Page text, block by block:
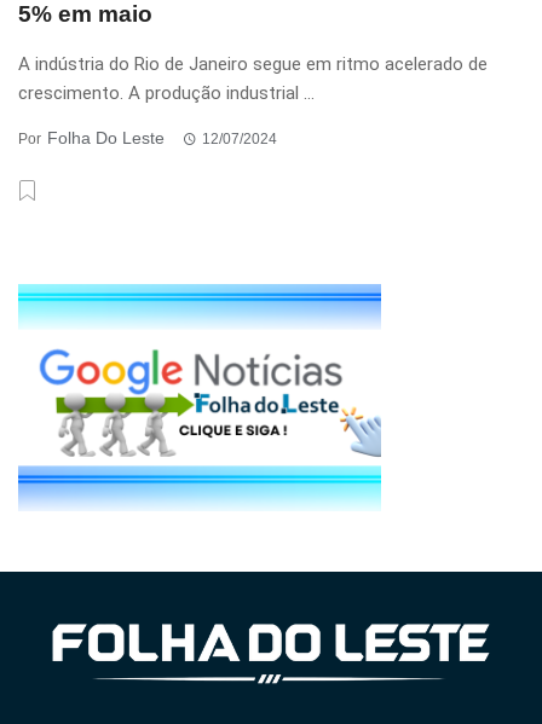
5% em maio
A indústria do Rio de Janeiro segue em ritmo acelerado de
crescimento. A produção industrial ...
Por Folha Do Leste 12/07/2024